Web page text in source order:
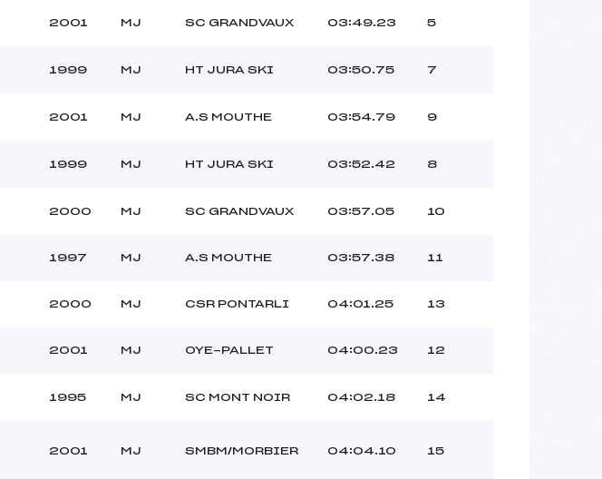
2001 MJ SC GRANDVAUX 03:49.23 5
1999 MJ HT JURA SKI 03:50.75 7
2001 MJ A.S MOUTHE 03:54.79 9
1999 MJ HT JURA SKI 03:52.42 8
2000 MJ SC GRANDVAUX 03:57.05 10
1997 MJ A.S MOUTHE 03:57.38 11
2000 MJ CSR PONTARLI 04:01.25 13
2001 MJ OYE-PALLET 04:00.23 12
1995 MJ SC MONT NOIR 04:02.18 14
2001 MJ SMBM/MORBIER 04:04.10 15